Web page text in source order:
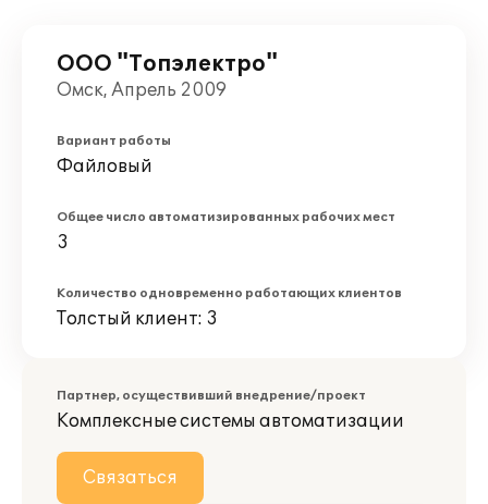
ООО "Топэлектро"
Омск, Апрель 2009
Вариант работы
Файловый
Общее число автоматизированных рабочих мест
3
Количество одновременно работающих клиентов
Толстый клиент: 3
Партнер, осуществивший внедрение/проект
Комплексные системы автоматизации
Связаться